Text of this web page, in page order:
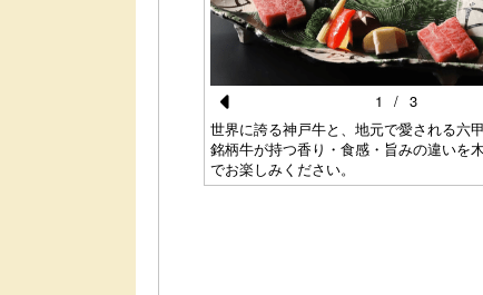
Pr
e
vi
世界に誇る神戸牛と、地元で愛される六
銘柄牛が持つ香り・食感・旨みの違いを
でお楽しみください。
1 / 3